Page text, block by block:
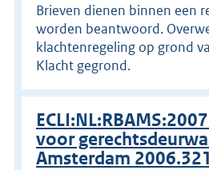
Brieven dienen binnen een
worden beantwoord.
klachtenregeling op grond
Klacht gegrond.
voor
Amsterdam 2006.321